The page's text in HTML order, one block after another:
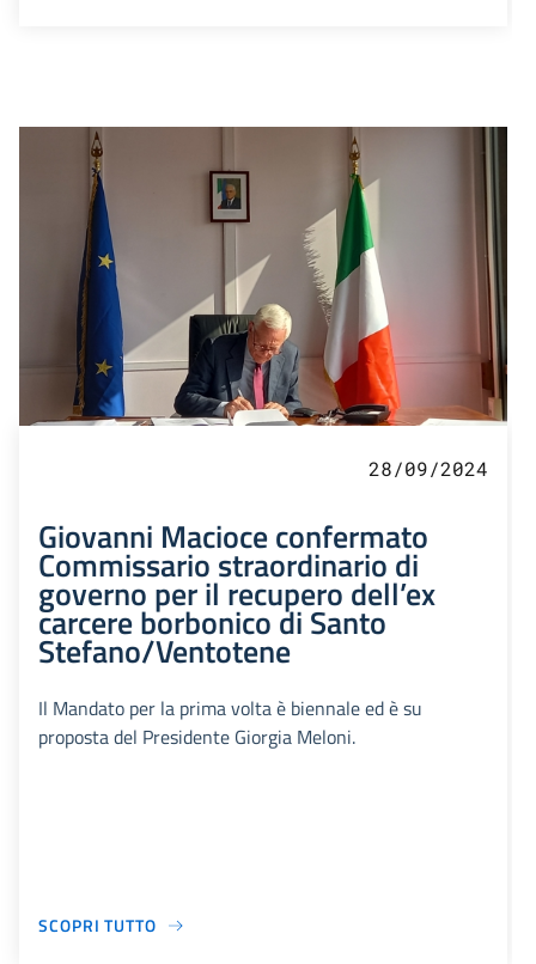
28/09/2024
Giovanni Macioce confermato
Commissario straordinario di
governo per il recupero dell’ex
carcere borbonico di Santo
Stefano/Ventotene
Il Mandato per la prima volta è biennale ed è su
proposta del Presidente Giorgia Meloni.
SCOPRI TUTTO